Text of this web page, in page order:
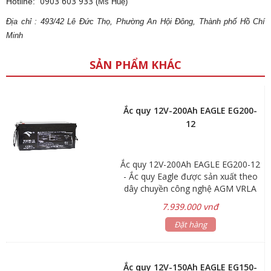
Địa chỉ : 493/42 Lê Đức Thọ, Phường An Hội Đông, Thành phố Hồ Chí
Minh
SẢN PHẨM KHÁC
Ắc quy 12V-200Ah EAGLE EG200-
12
Ắc quy 12V-200Ah EAGLE EG200-12
- Ắc quy Eagle được sản xuất theo
dây chuyền công nghệ AGM VRLA
giúp ắc quy không bị rò rỉ dung dịch
và có thể sử dụng an toàn cho mọi
thiện thành phần tấm cực và cân
7.939.000 vnđ
Đặt hàng
Ắc quy 12V-150Ah EAGLE EG150-